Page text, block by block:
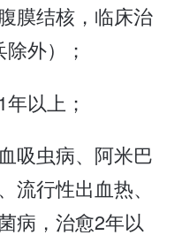
膜结核，临床治
外）；
以上；
吸虫病、阿米巴
流行性出血热、
病，治愈2年以